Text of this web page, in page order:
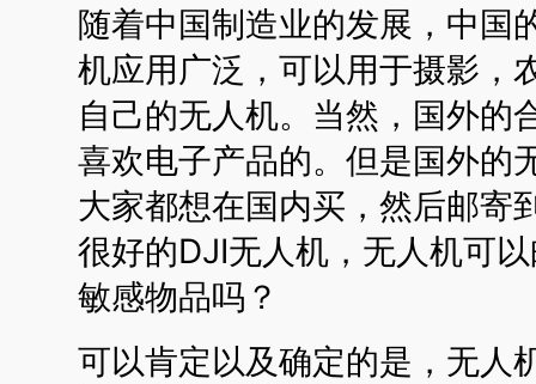
随着中国制造业的发展，中国
机应用广泛，可以用于摄影，
自己的无人机。当然，国外的
喜欢电子产品的。但是国外的
大家都想在国内买，然后邮寄
很好的DJI无人机，无人机可
敏感物品吗？
可以肯定以及确定的是，无人